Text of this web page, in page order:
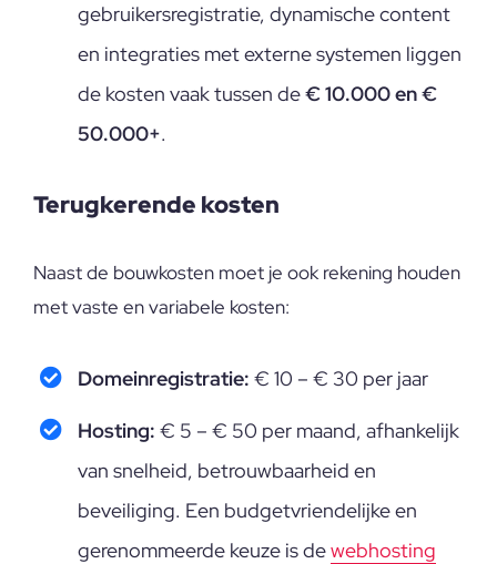
gebruikersregistratie, dynamische content
en integraties met externe systemen liggen
de kosten vaak tussen de€ 10.000 en €
50.000+.
Terugkerende kosten
Naast de bouwkosten moet je ook rekening houden
met vaste en variabele kosten:
Domeinregistratie: € 10 – € 30 per jaar
Hosting: € 5 – € 50 per maand, afhankelijk
van snelheid, betrouwbaarheid en
beveiliging. Een budgetvriendelijke en
gerenommeerde keuze is dewebhosting